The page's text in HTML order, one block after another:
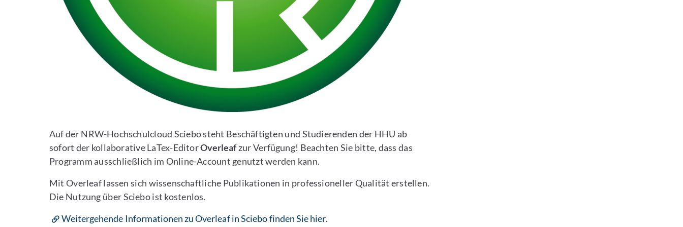
Auf der NRW-Hochschulcloud Sciebo steht Beschäftigten und Studierenden der HHU ab
sofort der kollaborative LaTex-EditorOverleafzur Verfügung! Beachten Sie bitte, dass das
Programm ausschließlich im Online-Account genutzt werden kann.
Mit Overleaf lassen sich wissenschaftliche Publikationen in professioneller Qualität erstellen.
Die Nutzung über Sciebo ist kostenlos.
Weitergehende Informationen zu Overleaf in Sciebo finden Sie hier.